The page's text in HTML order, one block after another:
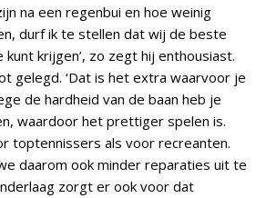
na een regenbui en hoe weinig
durf ik te stellen dat wij de beste
kunt krijgen’, zo zegt hij enthousiast.
gelegd. ‘Dat is het extra waarvoor je
de hardheid van de baan heb je
waardoor het prettiger spelen is.
toptennissers als voor recreanten.
daarom ook minder reparaties uit te
zorgt er ook voor dat